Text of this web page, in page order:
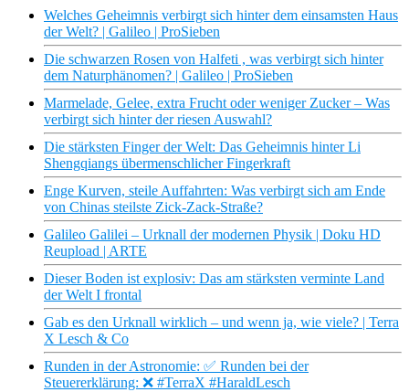
Welches Geheimnis verbirgt sich hinter dem einsamsten Haus
der Welt? | Galileo | ProSieben
Die schwarzen Rosen von Halfeti , was verbirgt sich hinter
dem Naturphänomen? | Galileo | ProSieben
Marmelade, Gelee, extra Frucht oder weniger Zucker – Was
verbirgt sich hinter der riesen Auswahl?
Die stärksten Finger der Welt: Das Geheimnis hinter Li
Shengqiangs übermenschlicher Fingerkraft
Enge Kurven, steile Auffahrten: Was verbirgt sich am Ende
von Chinas steilste Zick-Zack-Straße?
Galileo Galilei – Urknall der modernen Physik | Doku HD
Reupload | ARTE
Dieser Boden ist explosiv: Das am stärksten verminte Land
der Welt I frontal
Gab es den Urknall wirklich – und wenn ja, wie viele? | Terra
X Lesch & Co
Runden in der Astronomie: ✅ Runden bei der
Steuererklärung: ❌ #TerraX #HaraldLesch